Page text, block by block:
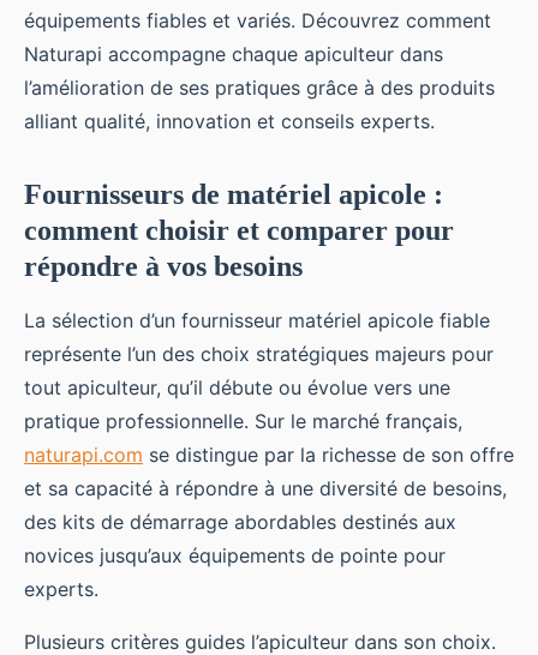
équipements fiables et variés. Découvrez comment
Naturapi accompagne chaque apiculteur dans
l’amélioration de ses pratiques grâce à des produits
alliant qualité, innovation et conseils experts.
Fournisseurs de matériel apicole :
comment choisir et comparer pour
répondre à vos besoins
La sélection d’un fournisseur matériel apicole fiable
représente l’un des choix stratégiques majeurs pour
tout apiculteur, qu’il débute ou évolue vers une
pratique professionnelle. Sur le marché français,
naturapi.com se distingue par la richesse de son offre
et sa capacité à répondre à une diversité de besoins,
des kits de démarrage abordables destinés aux
novices jusqu’aux équipements de pointe pour
experts.
Plusieurs critères guides l’apiculteur dans son choix.